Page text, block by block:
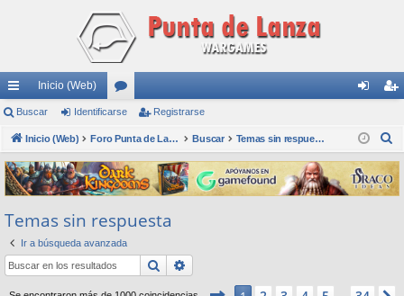
nl
ac
es
rá
pi
do
s
Inicio (Web)
or
os nti
fic
ar
ist
ra
rs
Buscar Identificarse Registrarse
Inicio (Web) Foro Punta de Lanza Wargames Buscar Temas sin respuesta
s
c
Temas sin respuesta
Ir a búsqueda avanzada
Buscar